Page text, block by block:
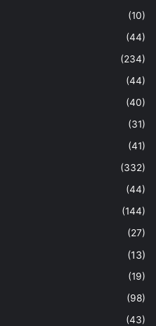
(10)
(44)
(234)
(44)
(40)
(31)
(41)
(332)
(44)
(144)
(27)
(13)
(19)
(98)
(43)